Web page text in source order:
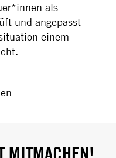
als
und angepasst
einem